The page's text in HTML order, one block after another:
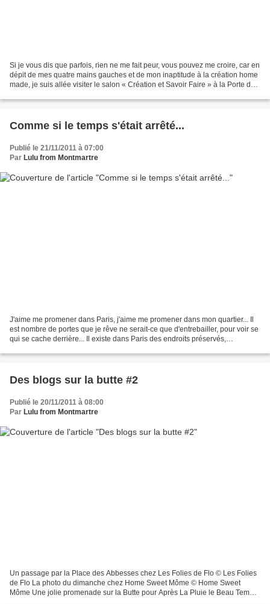
Si je vous dis que parfois, rien ne me fait peur, vous pouvez me croire, car en
dépit de mes quatre mains gauches et de mon inaptitude à la création home
made, je suis allée visiter le salon « Création et Savoir Faire » à la Porte de
Comme si le temps s'était arrêté...
Publié le 21/11/2011 à 07:00
Par Lulu from Montmartre
J'aime me promener dans Paris, j'aime me promener dans mon quartier... Il
est nombre de portes que je rêve ne serait-ce que d'entrebailler, pour voir se
qui se cache derrière... Il existe dans Paris des endroits préservés,
Des blogs sur la butte #2
Publié le 20/11/2011 à 08:00
Par Lulu from Montmartre
Un passage par la Place des Abbesses chez Les Folies de Flo © Les Folies
de Flo La photo du dimanche chez Home Sweet Môme © Home Sweet
Môme Une jolie promenade sur la Butte pour Après La Pluie le Beau Temps